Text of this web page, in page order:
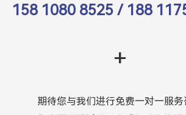
158 1080 8525 / 188
+
期待您与我们进行免费一对一服务